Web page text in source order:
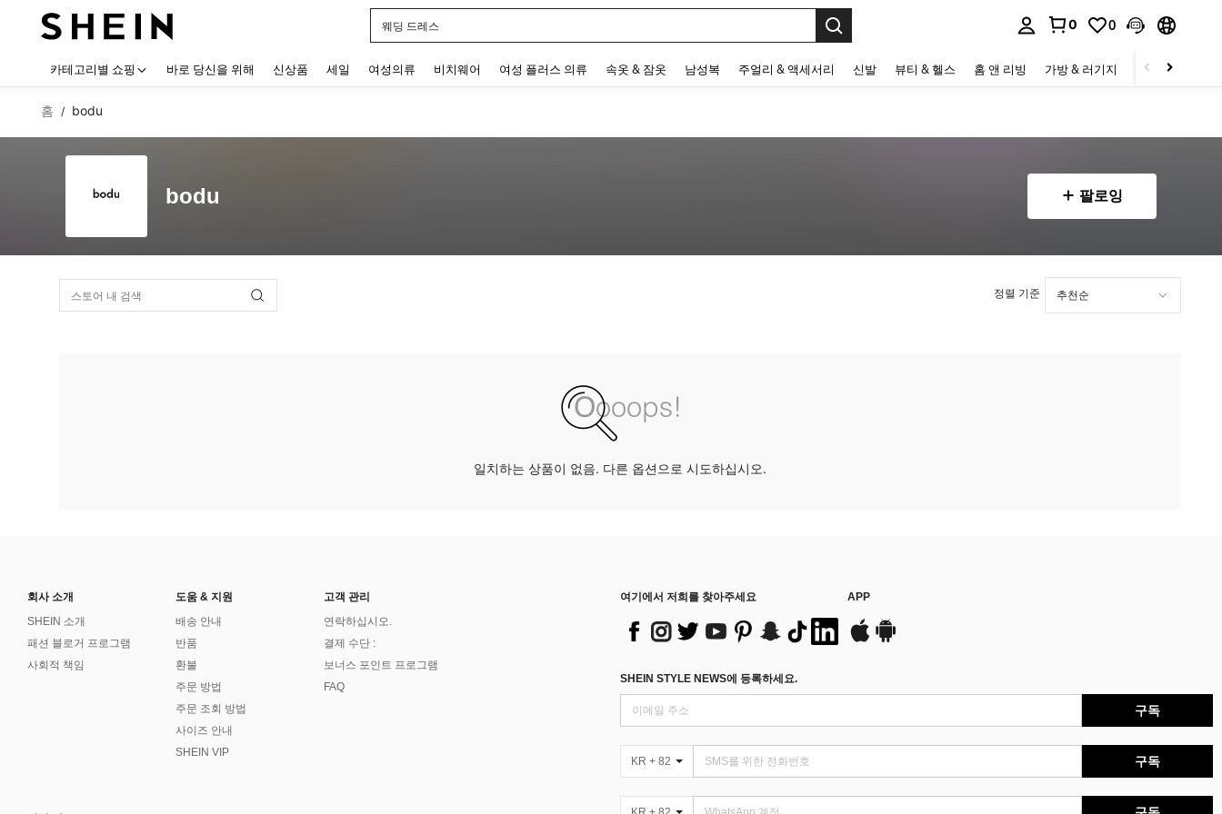
웨딩 드레스
0 0
카테고리별 쇼핑 바로 당신을 위해 신상품 세일 여성의류 비치웨어 여성 플러스 의류 속옷 & 잠옷 남성복 주얼리 & 액세서리 신발 뷰티 & 헬스 홈 앤 리빙 가방 & 러기지 스포츠 & 아웃
홈 / bodu
bodu 팔로잉
정렬 기준
일치하는 상품이 없음. 다른 옵션으로 시도하십시오.
회사 소개
SHEIN 소개
패션 블로거 프로그램
사회적 책임
도움 & 지원
배송 안내
반품
환불
주문 방법
주문 조회 방법
사이즈 안내
SHEIN VIP
고객 관리
연락하십시오.
결제 수단 :
보너스 포인트 프로그램
FAQ
여기에서 저희를 찾아주세요 APP
SHEIN STYLE NEWS에 등록하세요.
구독
KR + 82 구독